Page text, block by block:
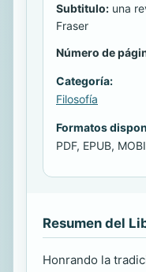
Subtitulo: una
Fraser
Número de
Categoría:
Filosofía
Formatos
PDF, EPUB, MOBI
Resumen del
Honrando la